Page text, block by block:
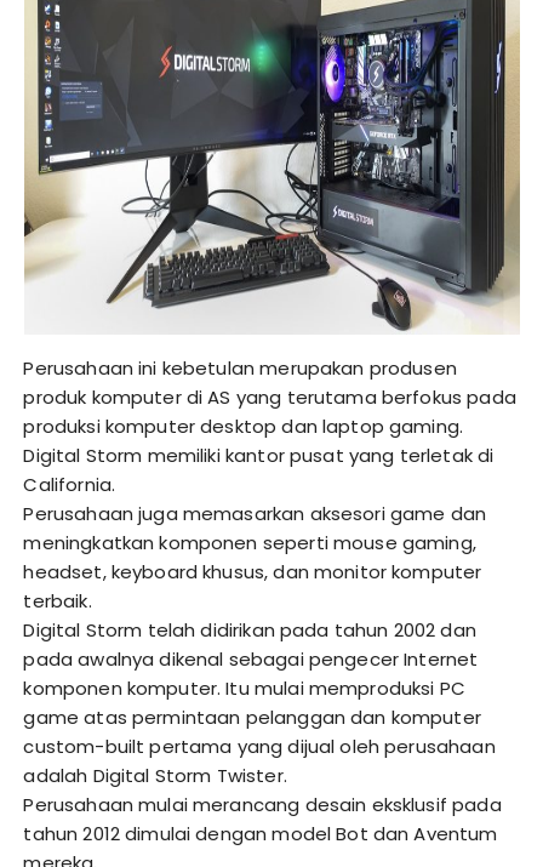
Perusahaan ini kebetulan merupakan produsen
produk komputer di AS yang terutama berfokus pada
produksi komputer desktop dan laptop gaming.
Digital Storm memiliki kantor pusat yang terletak di
California.
Perusahaan juga memasarkan aksesori game dan
meningkatkan komponen seperti mouse gaming,
headset, keyboard khusus, dan monitor komputer
terbaik.
Digital Storm telah didirikan pada tahun 2002 dan
pada awalnya dikenal sebagai pengecer Internet
komponen komputer. Itu mulai memproduksi PC
game atas permintaan pelanggan dan komputer
custom-built pertama yang dijual oleh perusahaan
adalah Digital Storm Twister.
Perusahaan mulai merancang desain eksklusif pada
tahun 2012 dimulai dengan model Bot dan Aventum